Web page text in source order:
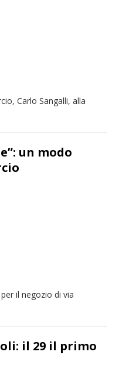
Carlo Sangalli, alla
un modo
il negozio di via
il 29 il primo